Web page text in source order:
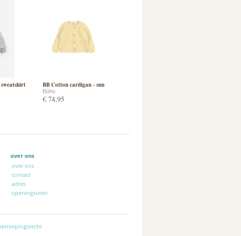
BB Cotton cardigan - sun
Búho
€ 74,95
over ons
over ons
contact
adres
openingsuren